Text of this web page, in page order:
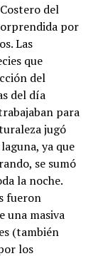
del
por
Las
que
del
del día
para
jugó
ya que
se sumó
la noche.
fueron
una masiva
(también
los